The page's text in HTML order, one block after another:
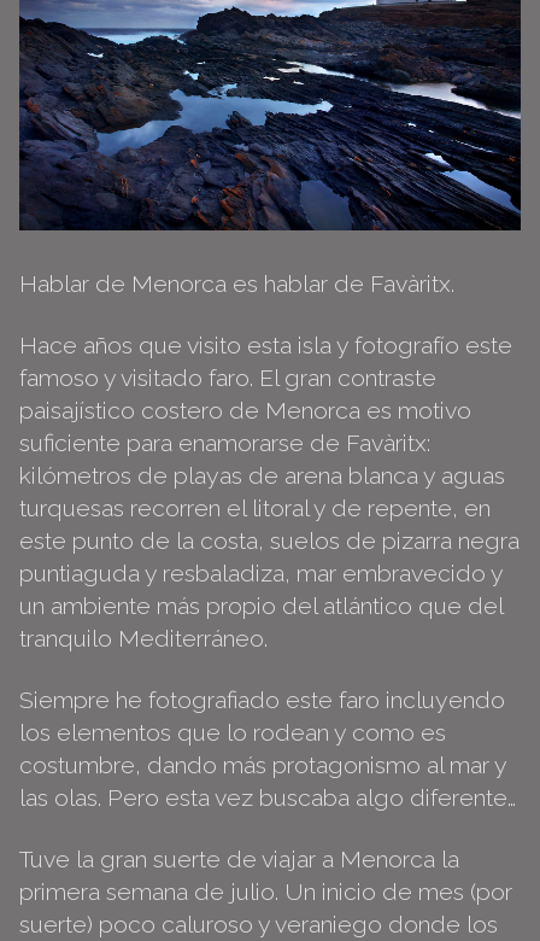
Hablar de Menorca es hablar de Favàritx.
Hace años que visito esta isla y fotografío este
famoso y visitado faro. El gran contraste
paisajístico costero de Menorca es motivo
suficiente para enamorarse de Favàritx:
kilómetros de playas de arena blanca y aguas
turquesas recorren el litoral y de repente, en
este punto de la costa, suelos de pizarra negra
puntiaguda y resbaladiza, mar embravecido y
un ambiente más propio del atlántico que del
tranquilo Mediterráneo.
Siempre he fotografiado este faro incluyendo
los elementos que lo rodean y como es
costumbre, dando más protagonismo al mar y
las olas. Pero esta vez buscaba algo diferente…
Tuve la gran suerte de viajar a Menorca la
primera semana de julio. Un inicio de mes (por
suerte) poco caluroso y veraniego donde los